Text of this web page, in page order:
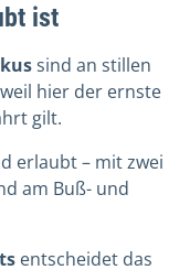
ist
sind an stillen
hier der ernste
gilt.
erlaubt – mit zwei
am Buß- und
entscheidet das